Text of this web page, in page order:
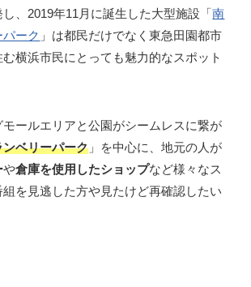
、2019年11月に誕生した大型施設「南
ーク 」は都民だけでなく東急田園都市
横浜市民にとっても魅力的なスポット
ールエリアと公園がシームレスに繋が
ベリーパーク 」を中心に、地元の人が
や倉庫を使用したショップなど様々なス
を見逃した方や見たけど再確認したい